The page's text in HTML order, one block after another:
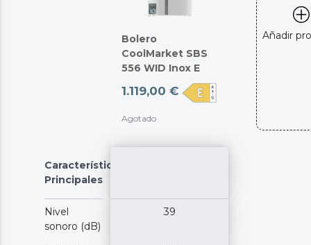
Bolero
CoolMarket SBS
556 WID Inox E
1.119,00 €
Agotado
Añadir
Características
Principales
Nivel
sonoro (dB)
39